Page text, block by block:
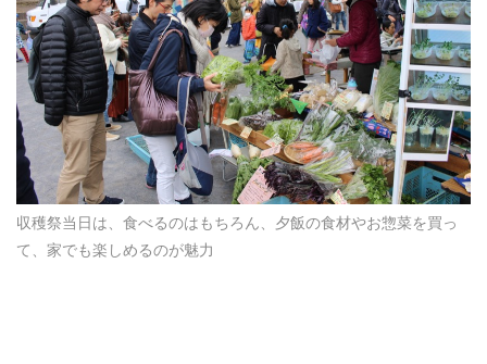
収穫祭当日は、食べるのはもちろん、夕飯の食材やお惣菜を買っ
て、家でも楽しめるのが魅力